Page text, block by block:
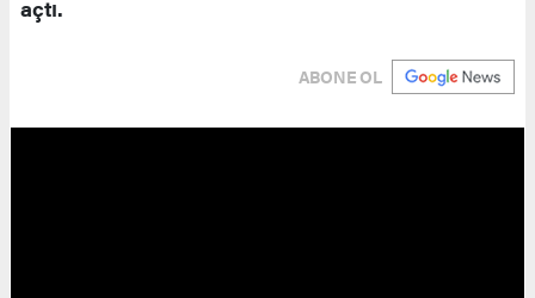
açtı.
ABONE OL